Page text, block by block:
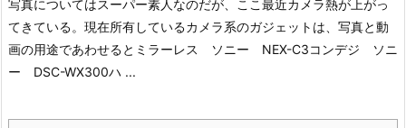
写真についてはスーパー素人なのだが、ここ最近カメラ熱が上がっ
てきている。現在所有しているカメラ系のガジェットは、写真と動
画の用途であわせると ミラーレス ソニー NEX-C3コンデジ ソニ
ー DSC-WX300ハ ...